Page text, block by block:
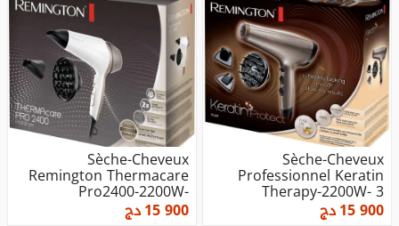
Sèche-Cheveux
Professionnel Keratin
Therapy-2200W- 3
Températures,2 Vi...
15 900دج
Sèche-Cheveux
Remington Thermacare
Pro2400-2200W-
2vitesses/3températur...
15 900دج